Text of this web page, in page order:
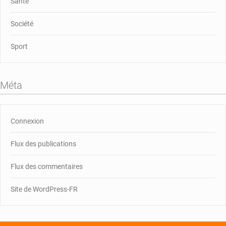
Société
Sport
Méta
Connexion
Flux des publications
Flux des commentaires
Site de WordPress-FR